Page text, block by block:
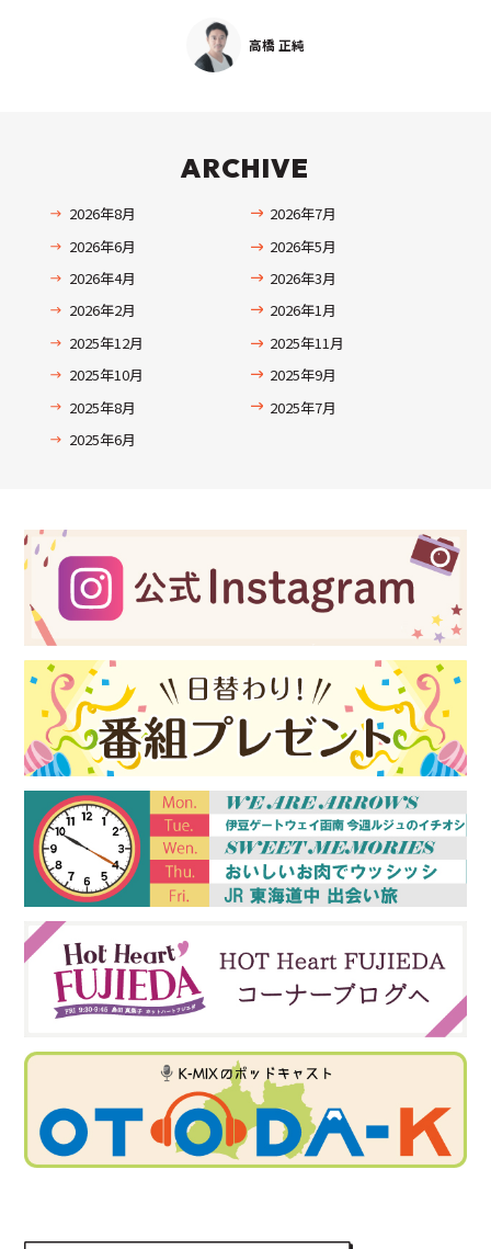
高橋 正純
ARCHIVE
2026年8月
2026年7月
2026年6月
2026年5月
2026年4月
2026年3月
2026年2月
2026年1月
2025年12月
2025年11月
2025年10月
2025年9月
2025年8月
2025年7月
2025年6月